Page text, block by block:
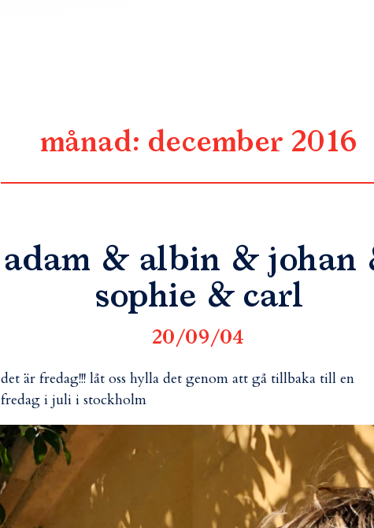
månad: december 2016
adam & albin & johan
sophie & carl
20/09/04
det är fredag!!! låt oss hylla det genom att gå tillbaka till en
fredag i juli i stockholm